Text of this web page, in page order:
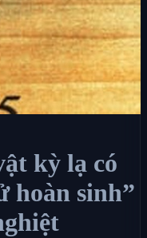
kỳ lạ có
hoàn sinh”